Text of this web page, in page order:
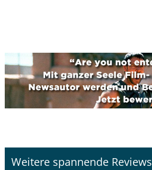
Weitere spannende Reviews